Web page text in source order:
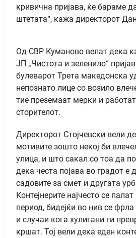
кривична пријава, ќе бараме
штетата“, кажа директорот
Од СВР Куманово велат дека
ЈП „Чистота и зеленило“
булеварот Трета македонска
непознато лице со возило
тие преземаат мерки и
сторителот.
Директорот Стојчевски вели
мотивите зошто некој би
улица, и што сакал со тоа да
дека честа појава во градот е
садовите за смет и другата
Контејнерите најчесто се
период, бидејќи во нив се
и случаи кога хулигани ги
кршат. Тој вели дека еден